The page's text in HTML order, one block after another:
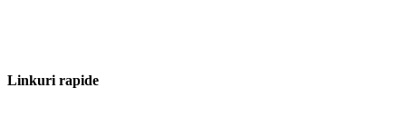
Linkuri rapide